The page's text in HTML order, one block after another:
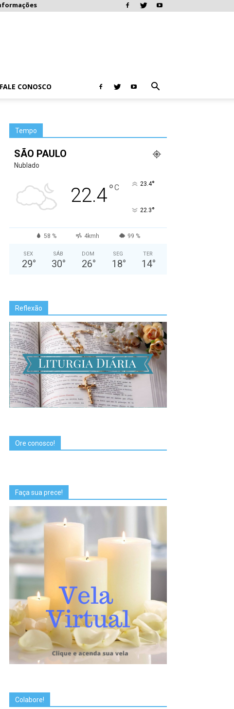
FALE CONOSCO
Tempo
SÃO PAULO
Nublado
22.4°C 23.4°
22.3°
58 % 4kmh 99 %
SEX
29°
SÁB
30°
DOM
26°
SEG
18°
TER
14°
Reflexão
Ore conosco!
Faça sua prece!
Colabore!